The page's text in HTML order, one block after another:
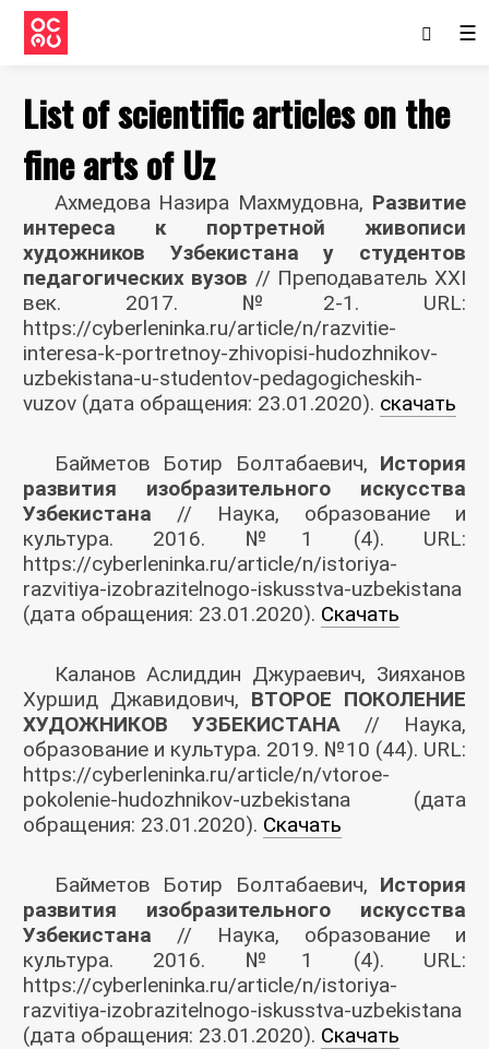
☰
List of scientific articles on the
fine arts of Uz
Ахмедова Назира Махмудовна, Развитие
интереса к портретной живописи
художников Узбекистана у студентов
педагогических вузов // Преподаватель ХХI
век. 2017. №2-1. URL:
https://cyberleninka.ru/article/n/razvitie-
interesa-k-portretnoy-zhivopisi-hudozhnikov-
uzbekistana-u-studentov-pedagogicheskih-
vuzov (дата обращения: 23.01.2020). скачать
Байметов Ботир Болтабаевич, История
развития изобразительного искусства
Узбекистана // Наука, образование и
культура. 2016. №1 (4). URL:
https://cyberleninka.ru/article/n/istoriya-
razvitiya-izobrazitelnogo-iskusstva-uzbekistana
(дата обращения: 23.01.2020). Скачать
Каланов Аслиддин Джураевич, Зияханов
Хуршид Джавидович, ВТОРОЕ ПОКОЛЕНИЕ
ХУДОЖНИКОВ УЗБЕКИСТАНА // Наука,
образование и культура. 2019. №10 (44). URL:
https://cyberleninka.ru/article/n/vtoroe-
pokolenie-hudozhnikov-uzbekistana (дата
обращения: 23.01.2020). Скачать
Байметов Ботир Болтабаевич, История
развития изобразительного искусства
Узбекистана // Наука, образование и
культура. 2016. №1 (4). URL:
https://cyberleninka.ru/article/n/istoriya-
razvitiya-izobrazitelnogo-iskusstva-uzbekistana
(дата обращения: 23.01.2020). Скачать